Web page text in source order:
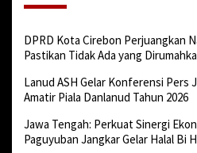
DPRD Kota Cirebon Perjuangkan
Pastikan Tidak Ada yang
Lanud ASH Gelar Konferensi Pers
Amatir Piala Danlanud Tahun 2026
Jawa Tengah: Perkuat Sinergi
Paguyuban Jangkar Gelar Halal Bi